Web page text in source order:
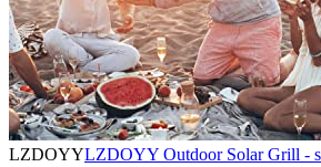
LZDOYYLZDOYY Outdoor Solar Grill -